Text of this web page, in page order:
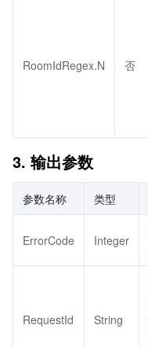
RoomIdRegex.N 否
3. 输出参数
参数名称 类型
ErrorCode Integer
RequestId String